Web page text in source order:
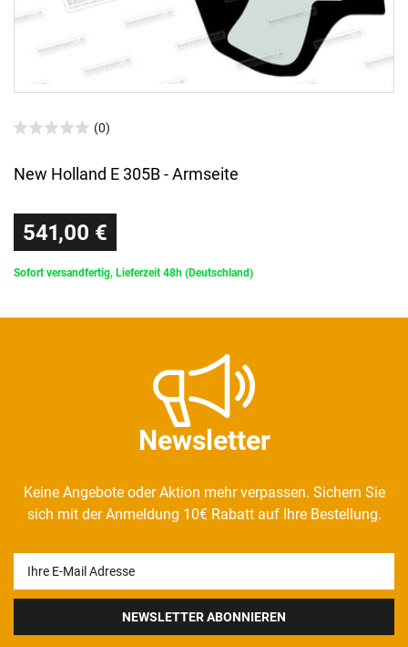
(0)
New Holland E 305B - Armseite
541,00 €
Sofort versandfertig, Lieferzeit 48h (Deutschland)
Newsletter
Keine Angebote oder Aktion mehr verpassen. Sichern Sie
sich mit der Anmeldung 10€ Rabatt auf Ihre Bestellung.
Honig
NEWSLETTER ABONNIEREN